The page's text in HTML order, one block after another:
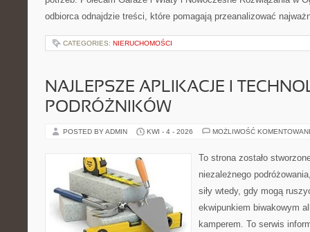
odbiorca odnajdzie treści, które pomagają przeanalizować
CATEGORIES: NIERUCHOMOŚCI
NAJLEPSZE APLIKACJE I
PODRÓŻNIKÓW
POSTED BY ADMIN KWI - 4 - 2026 MOŻLIWOŚĆ
To strona zostało
niezależnego
siły wtedy, gdy mogą
ekwipunkiem biwakowym
kamperem. To serwis